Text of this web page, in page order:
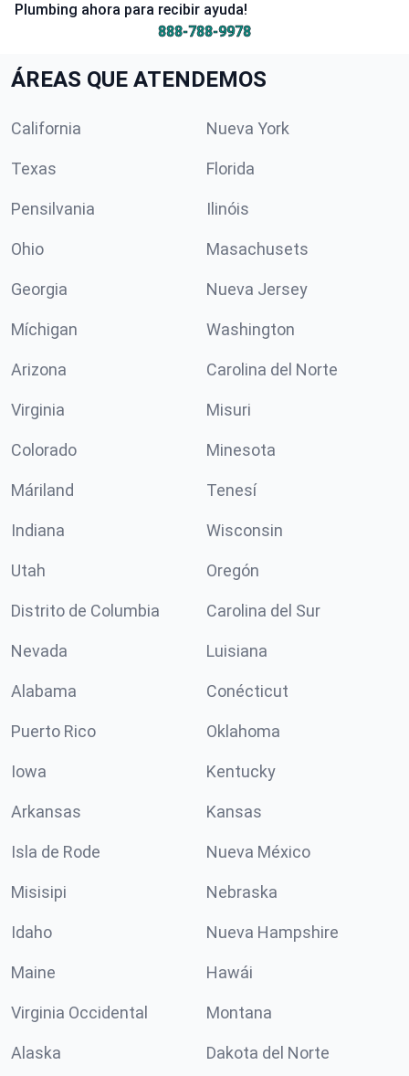
Plumbing ahora para recibir ayuda!
888-788-9978
ÁREAS QUE ATENDEMOS
California Nueva York
Texas Florida
Pensilvania Ilinóis
Ohio Masachusets
Georgia Nueva Jersey
Míchigan Washington
Arizona Carolina del Norte
Virginia Misuri
Colorado Minesota
Máriland Tenesí
Indiana Wisconsin
Utah Oregón
Distrito de Columbia Carolina del Sur
Nevada Luisiana
Alabama Conécticut
Puerto Rico Oklahoma
Iowa Kentucky
Arkansas Kansas
Isla de Rode Nueva México
Misisipi Nebraska
Idaho Nueva Hampshire
Maine Hawái
Virginia Occidental Montana
Alaska Dakota del Norte